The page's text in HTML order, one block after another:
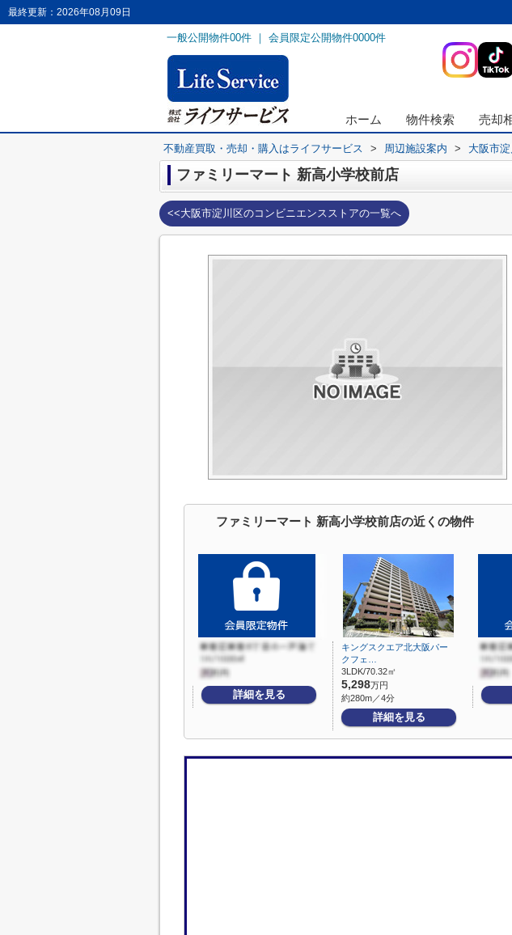
最終更新：2026年08月09日
一般公開物件00件 ｜ 会員限定公開物件0000件
ホーム 物件検索 売却
不動産買取・売却・購入はライフサービス > 周辺施設案内 > 大阪市
ファミリーマート 新高小学校前店
<<大阪市淀川区のコンビニエンスストアの一覧へ
ファミリーマート 新高小学校前店の近くの物件
詳細を見る
キングスクエア北大阪パー
クフェ…
3LDK/70.32㎡
5,298万円
約280m／4分
詳細を見る